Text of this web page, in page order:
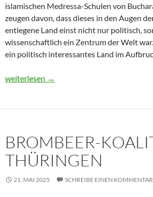
islamischen Medressa-Schulen von
zeugen davon, dass dieses in den Augen
entlegene Land einst nicht nur politisch,
wissenschaftlich ein Zentrum der Welt
ein politisch interessantes Land im
Usbekistan 2025: Unterwegs in einem
weiterlesen →
BROMBEER-
THÜRINGEN
21. MAI 2025 SCHREIBE EINEN KOMMENTAR